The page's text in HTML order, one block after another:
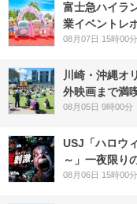
富士急ハイラ
業イベントレ
08月07日 15時00分
川崎・沖縄オ
外映画まで満
08月05日 9時00分
USJ「ハロウ
～」一夜限り
08月06日 15時00分